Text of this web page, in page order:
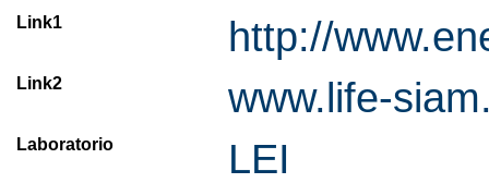
Link1 http://
Link2 www.life-
Laboratorio LEI